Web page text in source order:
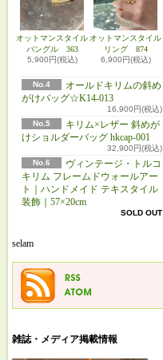
オットマンスタイル
バングル 363
5,900円(税込)
オットマンスタイル
リング 874
6,900円(税込)
No.4
オールドキリムの斜め
がけバッグ☆K14-013
16,900円(税込)
No.5
キリム×レザー 斜めが
けショルダーバッグ hkcap-001
32,900円(税込)
No.6
ヴィンテージ・トルコ
キリム フレームドウォールアー
ト｜ハンドメイド テキスタイル
装飾｜57×20cm
SOLD OUT
selam
雑誌・メディア掲載情報